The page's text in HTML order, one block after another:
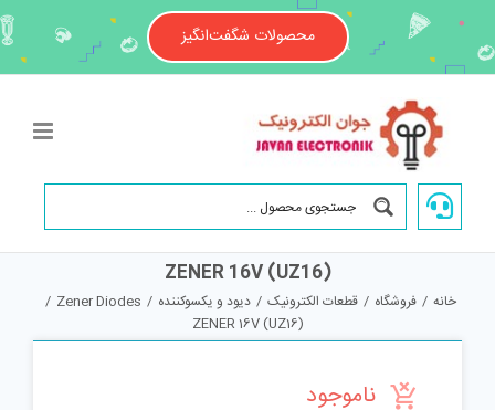
content
محصولات شگفت‌انگیز
ZENER 16V (UZ16)
خانه / فروشگاه / قطعات الکترونیک / دیود و یکسوکننده /
Zener Diodes
/
ZENER 16V (UZ16)
ناموجود